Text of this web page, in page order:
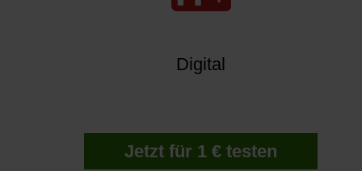
Digital
Jetzt für 1 € testen